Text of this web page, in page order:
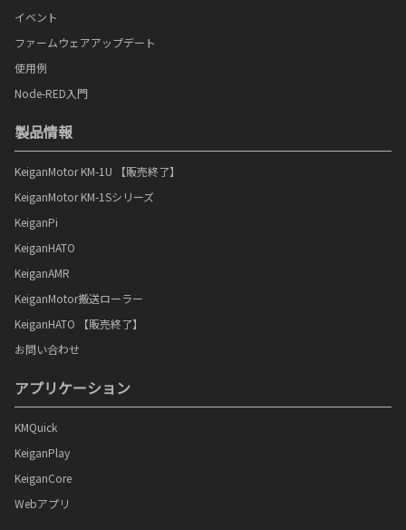
イベント
ファームウェアアップデート
使用例
Node-RED入門
製品情報
KeiganMotor KM-1U 【販売終了】
KeiganMotor KM-1Sシリーズ
KeiganPi
KeiganHATO
KeiganAMR
KeiganMotor搬送ローラー
KeiganHATO 【販売終了】
お問い合わせ
アプリケーション
KMQuick
KeiganPlay
KeiganCore
Webアプリ